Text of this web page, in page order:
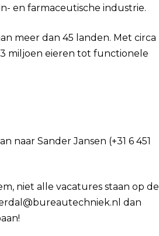
en farmaceutische industrie.
meer dan 45 landen. Met circa
miljoen eieren tot functionele
Sander Jansen (+31 6 451
niet alle vacatures staan op de
dan